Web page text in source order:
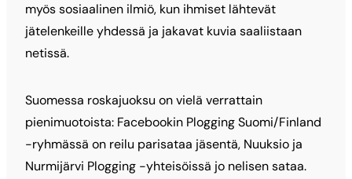
myös sosiaalinen ilmiö, kun ihmiset lähtevät
jätelenkeille yhdessä ja jakavat kuvia saaliistaan
netissä.
Suomessa roskajuoksu on vielä verrattain
pienimuotoista: Facebookin Plogging Suomi/Finland
-ryhmässä on reilu parisataa jäsentä, Nuuksio ja
Nurmijärvi Plogging -yhteisöissä jo nelisen sataa.